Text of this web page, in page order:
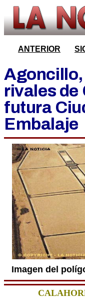
ANTERIOR
rivales de
futura
Embalaje
Imagen del